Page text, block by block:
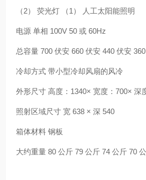
（2） 荧光灯 （1） 人工太阳能照明
电源 单相 100V 50 或 60Hz
总容量 700 伏安 660 伏安 440 伏安
冷却方式 带小型冷却风扇的风冷
外形尺寸 高度：1340× 宽度：700× 深
照射区域尺寸 宽 638 × 深 540
箱体材料 钢板
大约重量 80 公斤 79 公斤 74 公斤 70